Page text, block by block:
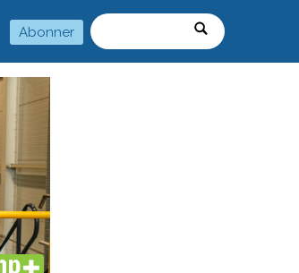
Abonner
Søk
PLUS